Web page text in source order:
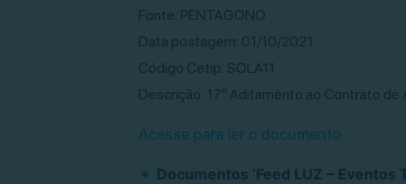
Fonte: PENTAGONO
Data postagem: 01/10/2021
Código Cetip: SOLA11
Descrição: 17º Aditamento ao Contrato
Acesse para ler o documento
Documentos ‘Feed LUZ –